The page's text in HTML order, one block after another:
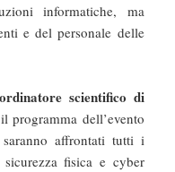
informatiche, ma
e del personale delle
scientifico di
programma dell’evento
affrontati tutti i
fisica e cyber